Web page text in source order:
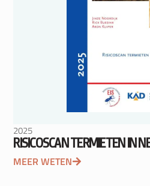
2025
RISICOSCAN TERMIETEN IN
MEER WETEN